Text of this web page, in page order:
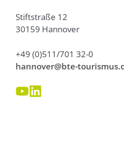
Stiftstraße 12
30159 Hannover
+49 (0)511/701 32-0
hannover@bte-